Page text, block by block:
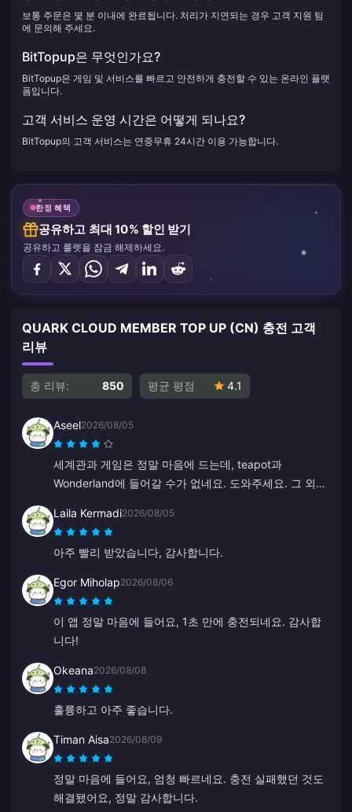
보통 주문은 몇 분 이내에 완료됩니다. 처리가 지연되는 경우 고객 지원 팀
에 문의해 주세요.
BitTopup은 무엇인가요?
BitTopup은 게임 및 서비스를 빠르고 안전하게 충전할 수 있는 온라인 플랫
폼입니다.
고객 서비스 운영 시간은 어떻게 되나요?
BitTopup의 고객 서비스는 연중무휴 24시간 이용 가능합니다.
한정 혜택
공유하고 최대 10% 할인 받기
공유하고 룰렛을 잠금 해제하세요.
QUARK CLOUD MEMBER TOP UP (CN) 충전 고객
리뷰
총 리뷰: 850 평균 평점 4.1
Aseel2026/08/05
세계관과 게임은 정말 마음에 드는데, teapot과
Wonderland에 들어갈 수가 없네요. 도와주세요. 그 외에
Laila Kermadi2026/08/05
아주 빨리 받았습니다, 감사합니다.
Egor Miholap2026/08/06
이 앱 정말 마음에 들어요, 1초 만에 충전되네요. 감사합
니다!
Okeana2026/08/08
훌륭하고 아주 좋습니다.
Timan Aisa2026/08/09
정말 마음에 들어요, 엄청 빠르네요. 충전 실패했던 것도
해결됐어요, 정말 감사합니다.